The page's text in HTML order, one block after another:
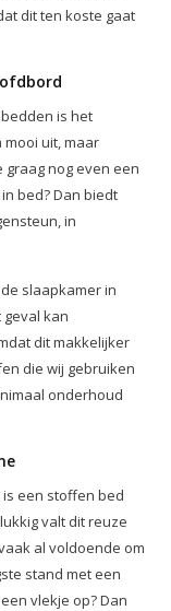
dit ten koste gaat
is het
uit, maar
nog even een
bed? Dan biedt
in
slaapkamer in
kan
dit makkelijker
die wij gebruiken
onderhoud
een stoffen bed
valt dit reuze
al voldoende om
stand met een
vlekje op? Dan